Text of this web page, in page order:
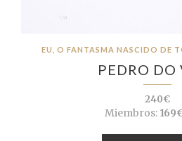
EU, O FANTASMA NASCIDO DE
PEDRO DO
240€
Miembros: